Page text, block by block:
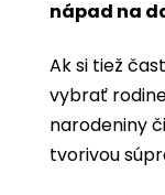
nápad na
Ak si tiež
vybrať
narodeniny
tvorivou